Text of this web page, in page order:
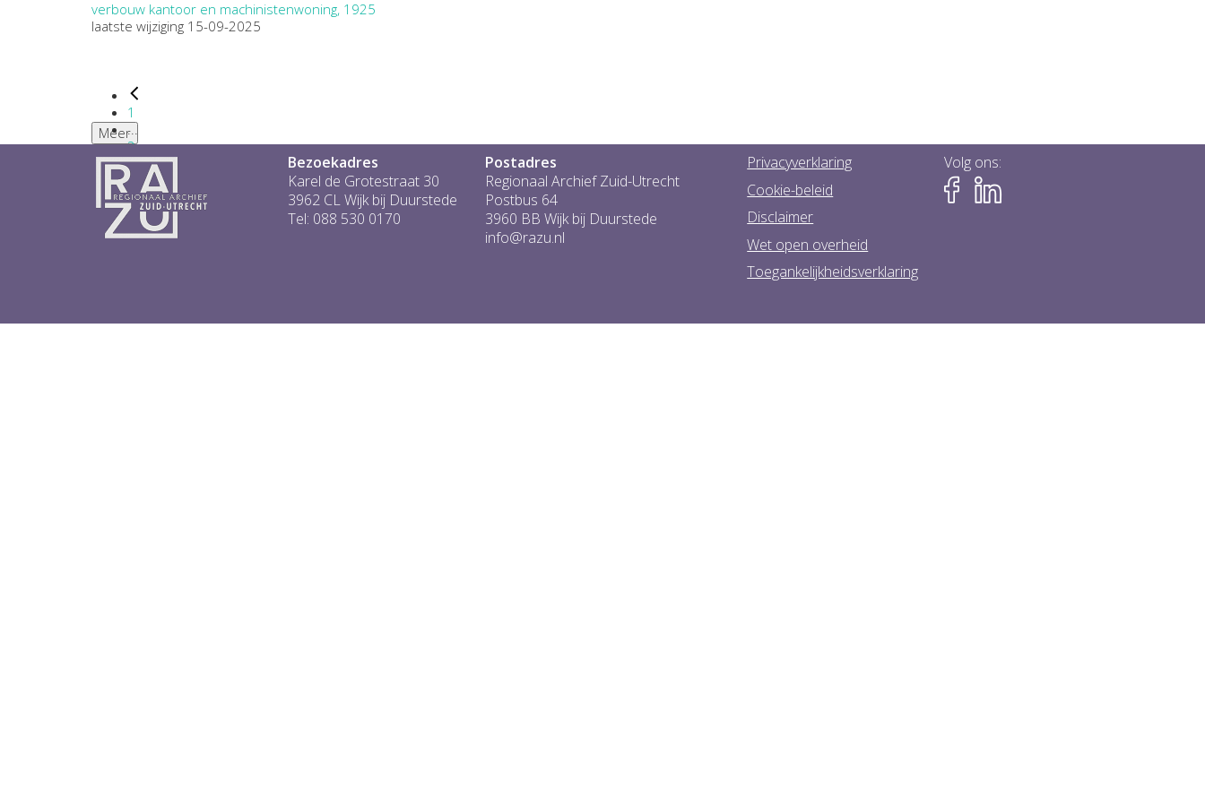
verbouw kantoor en machinistenwoning, 1925
laatste wijziging 15-09-2025
1
...
2
3
4
5
6
...
Meer
Bezoekadres
Karel de Grotestraat 30
3962 CL Wijk bij Duurstede
Tel: 088 530 0170
Postadres
Regionaal Archief Zuid-Utrecht
Postbus 64
3960 BB Wijk bij Duurstede
info@razu.nl
Privacyverklaring
Cookie-beleid
Disclaimer
Wet open overheid
Toegankelijkheidsverklaring
Volg ons: